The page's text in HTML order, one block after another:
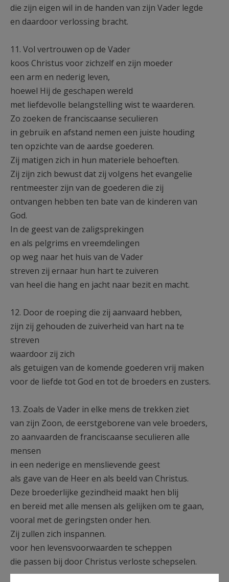
die zijn eigen wil in de handen van zijn Vader legde
en daardoor verlossing bracht.
11. Vol vertrouwen op de Vader
koos Christus voor zichzelf en zijn moeder
een arm en nederig leven,
hoewel Hij de geschapen wereld
met liefdevolle belangstelling wist te waarderen.
Zo zoeken de franciscaanse seculieren
in gebruik en afstand nemen een juiste houding
ten opzichte van de aardse goederen.
Zij matigen zich in hun materiele behoeften.
Zij zijn zich bewust dat zij volgens het evangelie
rentmeester zijn van de goederen die zij
ontvangen hebben ten bate van de kinderen van
God.
In de geest van de zaligsprekingen
en als pelgrims en vreemdelingen
op weg naar het huis van de Vader
streven zij ernaar hun hart te zuiveren
van heel die hang en jacht naar bezit en macht.
12. Door de roeping die zij aanvaard hebben,
zijn zij gehouden de zuiverheid van hart na te
streven
waardoor zij zich
als getuigen van de komende goederen vrij maken
voor de liefde tot God en tot de broeders en zusters.
13. Zoals de Vader in elke mens de trekken ziet
van zijn Zoon, de eerstgeborene van vele broeders,
zo aanvaarden de franciscaanse seculieren alle
mensen
in een nederige en menslievende geest
als gave van de Heer en als beeld van Christus.
Deze broederlijke gezindheid maakt hen blij
en bereid met alle mensen als gelijken om te gaan,
vooral met de geringsten onder hen.
Zij zullen zich inspannen.
voor hen levensvoorwaarden te scheppen
die passen bij door Christus verloste schepselen.